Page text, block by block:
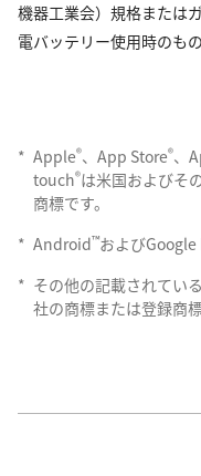
機器工業会）規格または
電バッテリー使用時のもの
* Apple®、App Store®、
touch®は米国およびそ
商標です。
* Android™およびGoogle
* その他の記載されてい
社の商標または登録商標